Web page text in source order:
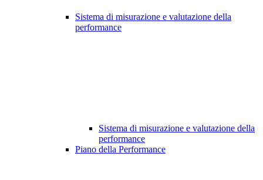
Sistema di misurazione e valutazione della
performance
Sistema di misurazione e valutazione della
performance
Piano della Performance